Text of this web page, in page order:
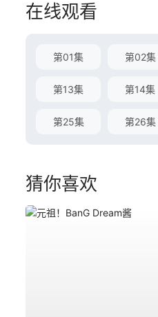
在线观看
第01集 第02集
第13集 第14集
第25集 第26集
猜你喜欢